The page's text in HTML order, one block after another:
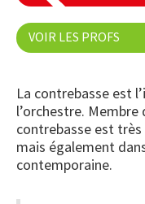
VOIR LES PROFS
La contrebasse est
l’orchestre.
contrebasse est
mais également
contemporaine.